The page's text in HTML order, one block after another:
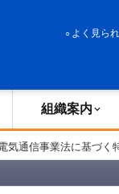
よく見ら
組織案内
気通信事業法に基づく